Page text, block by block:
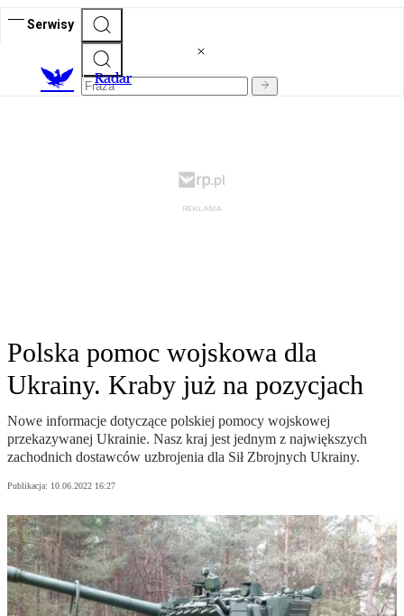
Serwisy
Radar
Polska pomoc wojskowa dla
Ukrainy. Kraby już na pozycjach
Nowe informacje dotyczące polskiej pomocy wojskowej
przekazywanej Ukrainie. Nasz kraj jest jednym z największych
zachodnich dostawców uzbrojenia dla Sił Zbrojnych Ukrainy.
Publikacja: 10.06.2022 16:27